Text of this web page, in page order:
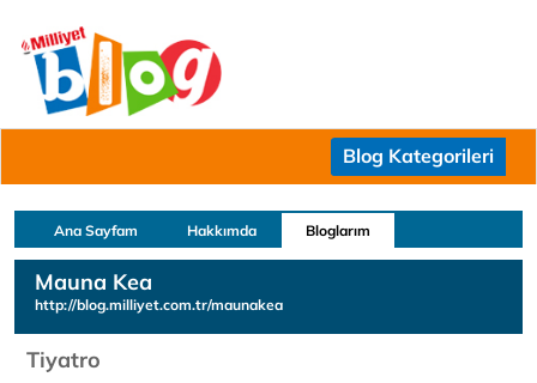
Blog Kategorileri
Ana Sayfam Hakkımda Bloglarım
Mauna Kea
http://blog.milliyet.com.tr/maunakea
Tiyatro